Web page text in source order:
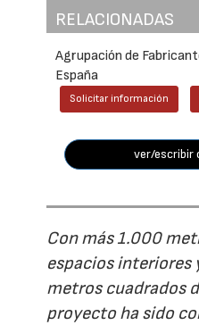
RELACIONADAS
Agrupación de
España
Solicitar información
ver/escribir
Con más 1.000
espacios interiores
metros cuadrados
proyecto ha sido